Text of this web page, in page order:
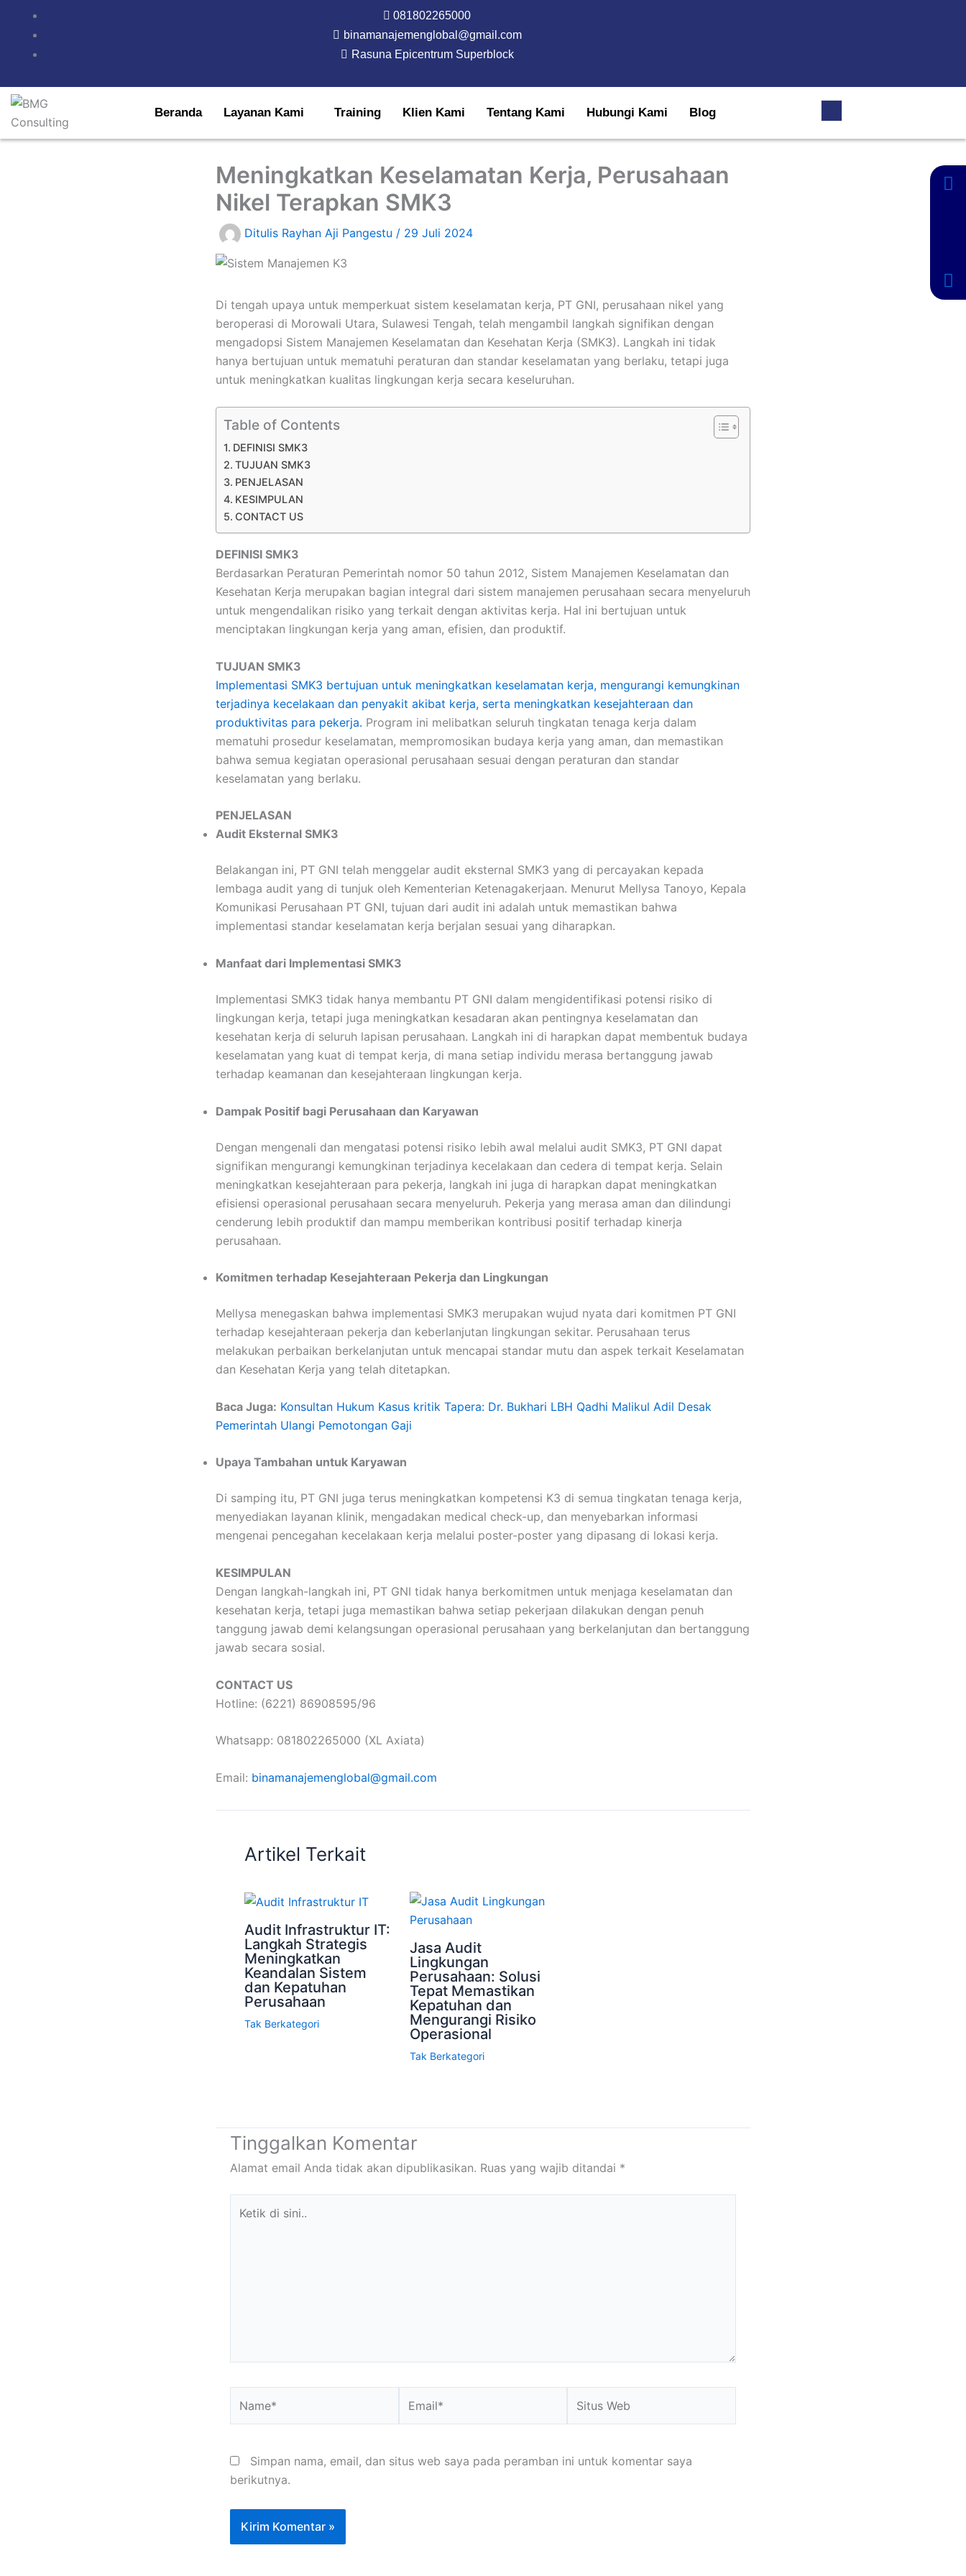
081802265000
binamanajemenglobal@gmail.com
Rasuna Epicentrum Superblock
Beranda Layanan Kami Training Klien Kami Tentang Kami Hubungi Kami Blog
Meningkatkan Keselamatan Kerja, Perusahaan
Nikel Terapkan SMK3
Ditulis Rayhan Aji Pangestu / 29 Juli 2024
Di tengah upaya untuk memperkuat sistem keselamatan kerja, PT GNI, perusahaan nikel yang
beroperasi di Morowali Utara, Sulawesi Tengah, telah mengambil langkah signifikan dengan
mengadopsi Sistem Manajemen Keselamatan dan Kesehatan Kerja (SMK3). Langkah ini tidak
hanya bertujuan untuk mematuhi peraturan dan standar keselamatan yang berlaku, tetapi juga
untuk meningkatkan kualitas lingkungan kerja secara keseluruhan.
Table of Contents
DEFINISI SMK3
TUJUAN SMK3
PENJELASAN
KESIMPULAN
CONTACT US
DEFINISI SMK3
Berdasarkan Peraturan Pemerintah nomor 50 tahun 2012, Sistem Manajemen Keselamatan dan
Kesehatan Kerja merupakan bagian integral dari sistem manajemen perusahaan secara menyeluruh
untuk mengendalikan risiko yang terkait dengan aktivitas kerja. Hal ini bertujuan untuk
menciptakan lingkungan kerja yang aman, efisien, dan produktif.
TUJUAN SMK3
Implementasi SMK3 bertujuan untuk meningkatkan keselamatan kerja, mengurangi kemungkinan
terjadinya kecelakaan dan penyakit akibat kerja, serta meningkatkan kesejahteraan dan
produktivitas para pekerja. Program ini melibatkan seluruh tingkatan tenaga kerja dalam
mematuhi prosedur keselamatan, mempromosikan budaya kerja yang aman, dan memastikan
bahwa semua kegiatan operasional perusahaan sesuai dengan peraturan dan standar
keselamatan yang berlaku.
PENJELASAN
Audit Eksternal SMK3
Belakangan ini, PT GNI telah menggelar audit eksternal SMK3 yang di percayakan kepada
lembaga audit yang di tunjuk oleh Kementerian Ketenagakerjaan. Menurut Mellysa Tanoyo, Kepala
Komunikasi Perusahaan PT GNI, tujuan dari audit ini adalah untuk memastikan bahwa
implementasi standar keselamatan kerja berjalan sesuai yang diharapkan.
Manfaat dari Implementasi SMK3
Implementasi SMK3 tidak hanya membantu PT GNI dalam mengidentifikasi potensi risiko di
lingkungan kerja, tetapi juga meningkatkan kesadaran akan pentingnya keselamatan dan
kesehatan kerja di seluruh lapisan perusahaan. Langkah ini di harapkan dapat membentuk budaya
keselamatan yang kuat di tempat kerja, di mana setiap individu merasa bertanggung jawab
terhadap keamanan dan kesejahteraan lingkungan kerja.
Dampak Positif bagi Perusahaan dan Karyawan
Dengan mengenali dan mengatasi potensi risiko lebih awal melalui audit SMK3, PT GNI dapat
signifikan mengurangi kemungkinan terjadinya kecelakaan dan cedera di tempat kerja. Selain
meningkatkan kesejahteraan para pekerja, langkah ini juga di harapkan dapat meningkatkan
efisiensi operasional perusahaan secara menyeluruh. Pekerja yang merasa aman dan dilindungi
cenderung lebih produktif dan mampu memberikan kontribusi positif terhadap kinerja
perusahaan.
Komitmen terhadap Kesejahteraan Pekerja dan Lingkungan
Mellysa menegaskan bahwa implementasi SMK3 merupakan wujud nyata dari komitmen PT GNI
terhadap kesejahteraan pekerja dan keberlanjutan lingkungan sekitar. Perusahaan terus
melakukan perbaikan berkelanjutan untuk mencapai standar mutu dan aspek terkait Keselamatan
dan Kesehatan Kerja yang telah ditetapkan.
Baca Juga: Konsultan Hukum Kasus kritik Tapera: Dr. Bukhari LBH Qadhi Malikul Adil Desak
Pemerintah Ulangi Pemotongan Gaji
Upaya Tambahan untuk Karyawan
Di samping itu, PT GNI juga terus meningkatkan kompetensi K3 di semua tingkatan tenaga kerja,
menyediakan layanan klinik, mengadakan medical check-up, dan menyebarkan informasi
mengenai pencegahan kecelakaan kerja melalui poster-poster yang dipasang di lokasi kerja.
KESIMPULAN
Dengan langkah-langkah ini, PT GNI tidak hanya berkomitmen untuk menjaga keselamatan dan
kesehatan kerja, tetapi juga memastikan bahwa setiap pekerjaan dilakukan dengan penuh
tanggung jawab demi kelangsungan operasional perusahaan yang berkelanjutan dan bertanggung
jawab secara sosial.
CONTACT US
Hotline: (6221) 86908595/96
Whatsapp: 081802265000 (XL Axiata)
Email: binamanajemenglobal@gmail.com
Artikel Terkait
Audit Infrastruktur IT:
Langkah Strategis
Meningkatkan
Keandalan Sistem
dan Kepatuhan
Perusahaan
Tak Berkategori
Jasa Audit
Lingkungan
Perusahaan: Solusi
Tepat Memastikan
Kepatuhan dan
Mengurangi Risiko
Operasional
Tak Berkategori
Tinggalkan Komentar
Alamat email Anda tidak akan dipublikasikan. Ruas yang wajib ditandai *
Web
Simpan nama, email, dan situs web saya pada peramban ini untuk komentar saya
berikutnya.